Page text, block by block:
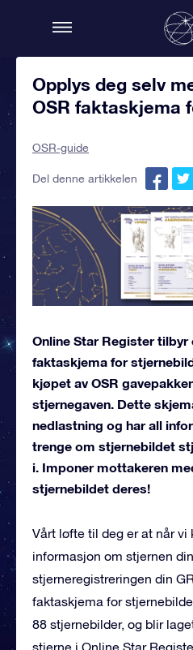
Opplys deg selv
OSR faktaskjema
OSR-guide
Del denne artikkelen
Online Star Register tilbyr
faktaskjema for
kjøpet av OSR
stjernegaven. Dette
nedlastning og har all
trenge om stjernebildet
i. Imponer mottakeren
stjernebildet deres!
Vårt løfte til deg er at når vi
informasjon om stjernen
stjerneregistreringen din
faktaskjema for
88 stjernebilder, og blir
stjerne i Online Star